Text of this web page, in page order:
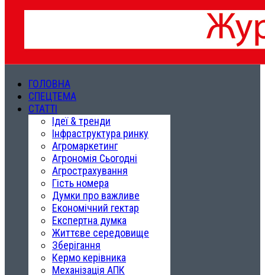
ГОЛОВНА
СПЕЦТЕМА
СТАТТІ
Ідеї & тренди
Інфраструктура ринку
Агромаркетинг
Агрономія Сьогодні
Агрострахування
Гість номера
Думки про важливе
Економічний гектар
Експертна думка
Життєве середовище
Зберігання
Кермо керівника
Механізація АПК